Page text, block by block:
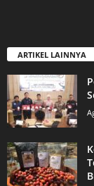
ARTIKEL LAINNYA